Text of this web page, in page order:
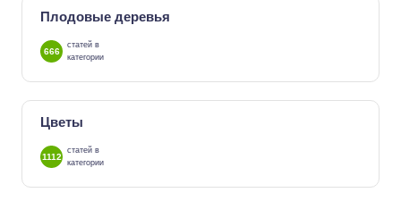
Плодовые деревья
666
статей в
категории
Цветы
1112
статей в
категории